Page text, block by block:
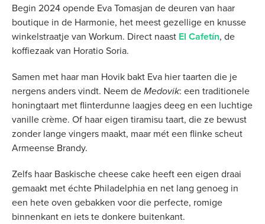
Begin 2024 opende Eva Tomasjan de deuren van haar
boutique in de Harmonie, het meest gezellige en knusse
winkelstraatje van Workum. Direct naast El Cafetín, de
koffiezaak van Horatio Soria.
Samen met haar man Hovik bakt Eva hier taarten die je
nergens anders vindt. Neem deMedovik: een traditionele
honingtaart met flinterdunne laagjes deeg en een luchtige
vanille crème. Of haar eigen tiramisu taart, die ze bewust
zonder lange vingers maakt, maar mét een flinke scheut
Armeense Brandy.
Zelfs haar Baskische cheese cake heeft een eigen draai
gemaakt met échte Philadelphia en net lang genoeg in
een hete oven gebakken voor die perfecte, romige
binnenkant en iets te donkere buitenkant.